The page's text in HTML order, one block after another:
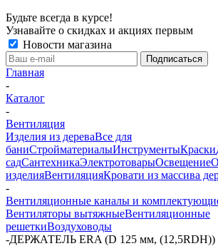
Будьте всегда в курсе!
Узнавайте о скидках и акциях первым
Новости магазина
Главная
-
Каталог
-
Вентиляция
Изделия из дереваВсе для
баниСтройматериалыИнструментыКраски
садСантехникаЭлектротоварыОсвещение
изделияВентиляцияКровати из массива
-
Вентиляционные каналы и
Вентиляторы вытяжныеВентиляционные
решеткиВоздуховоды
-ДЕРЖАТЕЛЬ ERA (D 125 мм, (12,5RDH))